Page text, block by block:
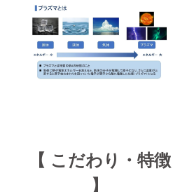
【 こだわり・特徴
】